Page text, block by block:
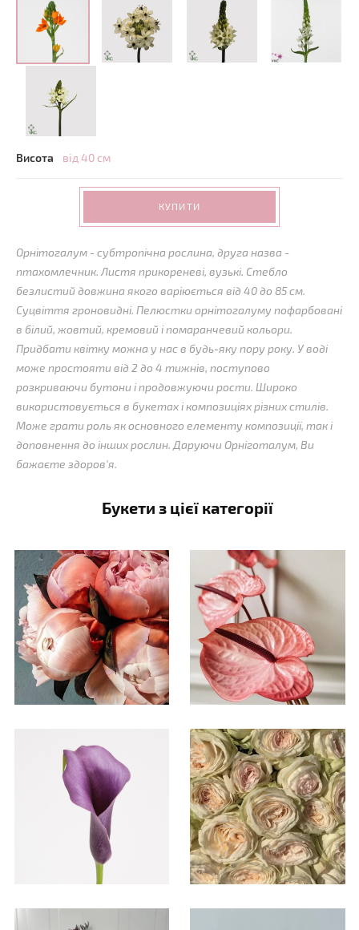
Висота від 40 см
КУПИТИ
Орнітогалум - субтропічна рослина, друга назва -
птахомлечник. Листя прикореневі, вузькі. Стебло
безлистий довжина якого варіюється від 40 до 85 см.
Суцвіття гроновидні. Пелюстки орнітогалуму пофарбовані
в білий, жовтий, кремовий і помаранчевий кольори.
Придбати квітку можна у нас в будь-яку пору року. У воді
може простояти від 2 до 4 тижнів, поступово
розкриваючи бутони і продовжуючи рости. Широко
використовується в букетах і композиціях різних стилів.
Може грати роль як основного елементу композиції, так і
доповнення до інших рослин. Даруючи Орніготалум, Ви
бажаєте здоров'я.
Букети з цієї категорії